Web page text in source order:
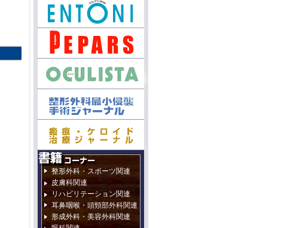
整形外科・スポーツ関連
皮膚科関連
リハビリテーション関連
耳鼻咽喉・頭頸部外科関連
形成外科・美容外科関連